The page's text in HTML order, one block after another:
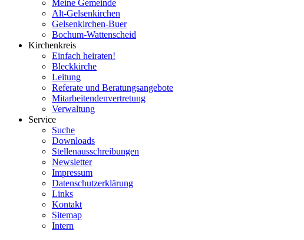
Meine Gemeinde
Alt-Gelsenkirchen
Gelsenkirchen-Buer
Bochum-Wattenscheid
Kirchenkreis
Einfach heiraten!
Bleckkirche
Leitung
Referate und Beratungsangebote
Mitarbeitendenvertretung
Verwaltung
Service
Suche
Downloads
Stellenausschreibungen
Newsletter
Impressum
Datenschutzerklärung
Links
Kontakt
Sitemap
Intern